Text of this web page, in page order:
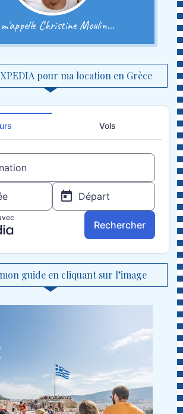
m'appelle Christine Moulin...
pour ma location en Grèce
guide en cliquant sur l’image